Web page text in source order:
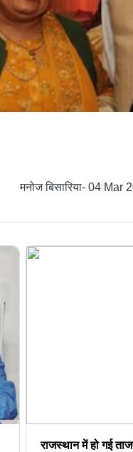
मनोज बिसारिया- 04 Mar
राजस्थान में हो गई